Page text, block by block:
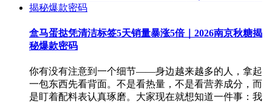
盒马蛋挞凭清洁标签5天销量暴涨5倍｜2026南京秋糖揭
秘爆款密码
你有没有注意到一个细节——身边越来越多的人，拿起
一包东西先看背面。不是看热量，不是看营养成分，而
是盯着配料表认真琢磨。大家现在就想知道一件事：我